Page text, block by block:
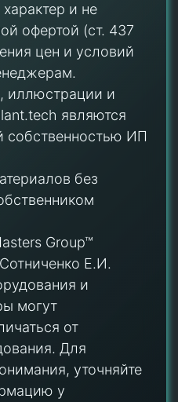
и не
офертой (ст. 437
цен и условий
иллюстрации и
являются
собственностью ИП
без
Group™
Е.И.
и
могут
от
Для
уточняйте
у